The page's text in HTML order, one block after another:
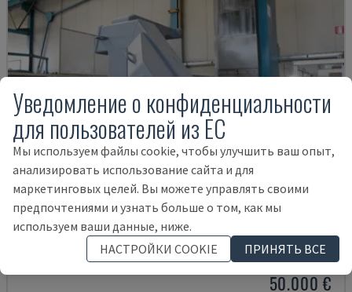
HYDRA MP 110
NORDEST - РАСТОЧНОЙ СТАНОК (МЕТАЛЛ)
2005
50.000 €
Уведомление о конфиденциальности
для пользователей из ЕС
Мы используем файлы cookie, чтобы улучшить ваш опыт,
анализировать использование сайта и для
маркетинговых целей. Вы можете управлять своими
предпочтениями и узнать больше о том, как мы
используем ваши данные, ниже.
НАСТРОЙКИ COOKIE
ПРИНЯТЬ ВСЕ